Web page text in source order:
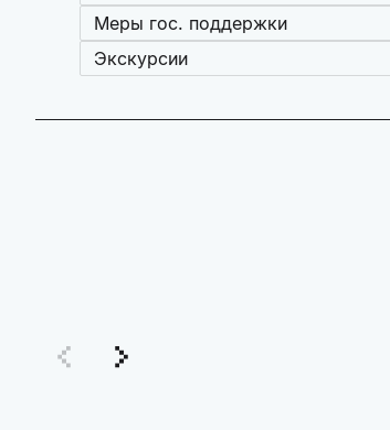
Меры гос. поддержки
Экскурсии